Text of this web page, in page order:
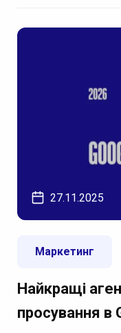
27.11.2025
Маркетинг
Найкращі
просування в